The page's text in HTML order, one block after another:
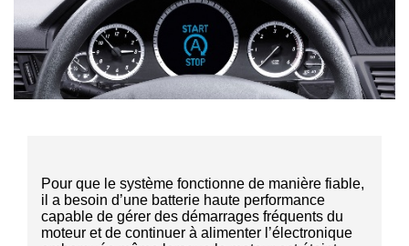
Pour que le système fonctionne de manière fiable,
il a besoin d’une batterie haute performance
capable de gérer des démarrages fréquents du
moteur et de continuer à alimenter l’électronique